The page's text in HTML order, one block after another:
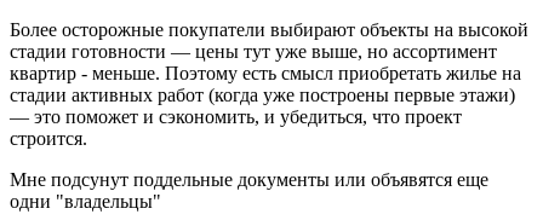
Более осторожные покупатели выбирают объекты на высокой
стадии готовности — цены тут уже выше, но ассортимент
квартир - меньше. Поэтому есть смысл приобретать жилье на
стадии активных работ (когда уже построены первые этажи)
— это поможет и сэкономить, и убедиться, что проект
строится.
Мне подсунут поддельные документы или объявятся еще
одни "владельцы"